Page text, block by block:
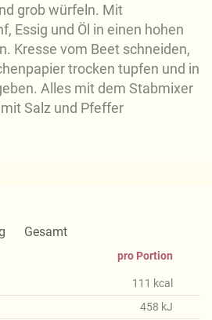
grob würfeln. Mit
Essig und Öl in einen hohen
Kresse vom Beet schneiden,
trocken tupfen und in
Alles mit dem Stabmixer
Salz und Pfeffer
Gesamt
pro Portion
111 kcal
458 kJ